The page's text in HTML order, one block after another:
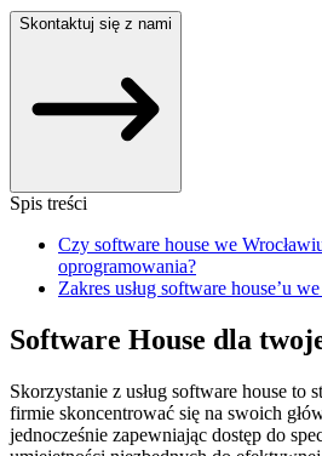
Skontaktuj się z nami
Spis treści
Czy software house we
oprogramowania?
Zakres usług software house’u
Software House dla
Skorzystanie z usług software house to
firmie skoncentrować się na swoich
jednocześnie zapewniając dostęp do